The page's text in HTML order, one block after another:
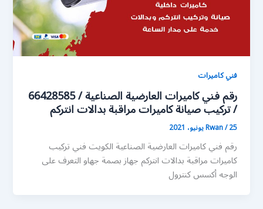
فني كاميرات
رقم فني كاميرات العارضية الصناعية / 66428585
/ تركيب صيانة كاميرات مراقبة بدالات انتركم
Rwan/25 يونيو، 2021
رقم فني كاميرات العارضية الصناعية الكويت فني تركيب
كاميرات مراقبة بدالات انتركم جهاز بصمة جهاو التعرف على
الوجه أكسس كنترول